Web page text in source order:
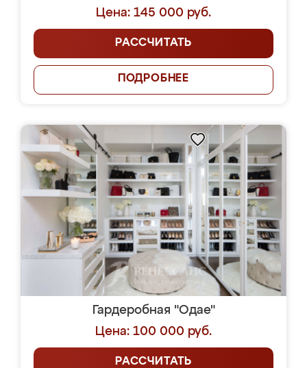
Цена: 145 000 руб.
РАССЧИТАТЬ
ПОДРОБНЕЕ
Гардеробная "Одае"
Цена: 100 000 руб.
РАССЧИТАТЬ